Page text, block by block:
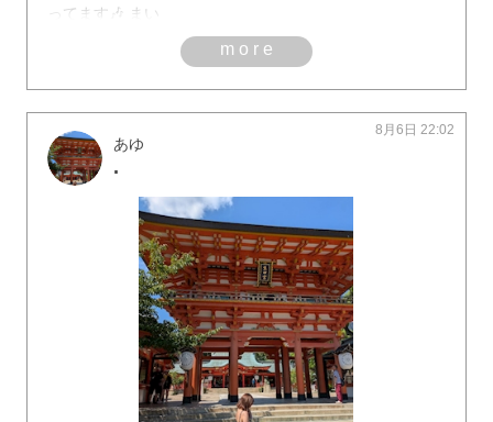
ってます🎶 まい
more
あゆ
.
8月6日 22:02